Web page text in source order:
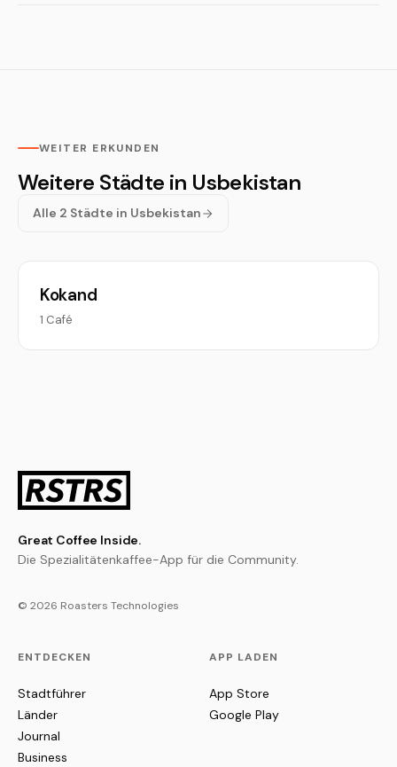
WEITER ERKUNDEN
Weitere Städte in Usbekistan
Alle 2 Städte in Usbekistan
Kokand
1 Café
Great Coffee Inside.
Die Spezialitätenkaffee-App für die Community.
© 2026 Roasters Technologies
ENTDECKEN
Stadtführer
Länder
Journal
Business
APP LADEN
App Store
Google Play